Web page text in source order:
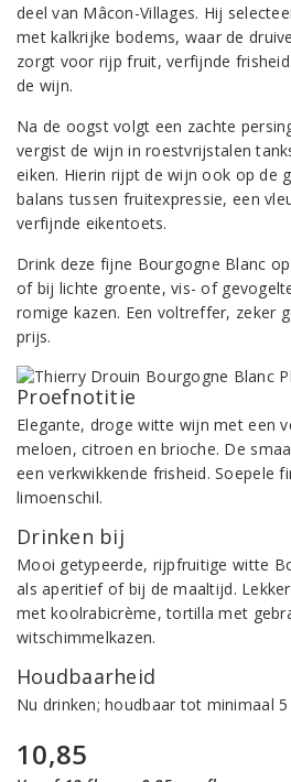
deel van Mâcon-Villages. Hij
met kalkrijke bodems, waar de
zorgt voor rijp fruit, verfijnde
de wijn.
Na de oogst volgt een zachte
vergist de wijn in roestvrijstalen
eiken. Hierin rijpt de wijn ook op de
balans tussen fruitexpressie, een
verfijnde eikentoets.
Drink deze fijne Bourgogne Blanc
of bij lichte groente, vis- of
romige kazen. Een voltreffer, zeker
prijs.
Proefnotitie
Elegante, droge witte wijn met een
meloen, citroen en brioche. De
een verkwikkende frisheid. Soepele
limoenschil.
Drinken bij
Mooi getypeerde, rijpfruitige witte
als aperitief of bij de maaltijd.
met koolrabicrème, tortilla met
witschimmelkazen.
Houdbaarheid
Nu drinken; houdbaar tot minimaal
10,85